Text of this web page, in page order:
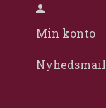
Min konto
Nyhedsmail